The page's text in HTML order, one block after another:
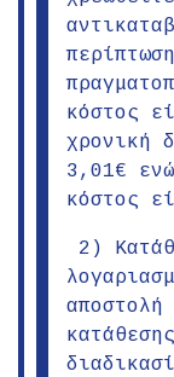
κόστος
χρονική
3,01€
κόστος
2)
αποστολή